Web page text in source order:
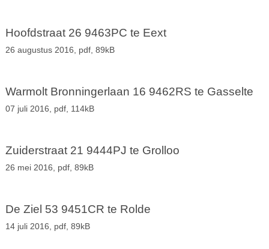
Hoofdstraat 26 9463PC te Eext
26 augustus 2016, pdf, 89kB
Warmolt Bronningerlaan 16 9462RS te Gasselte
07 juli 2016, pdf, 114kB
Zuiderstraat 21 9444PJ te Grolloo
26 mei 2016, pdf, 89kB
De Ziel 53 9451CR te Rolde
14 juli 2016, pdf, 89kB